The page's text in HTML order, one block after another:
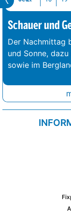
Schauer und
Der Nachmittag
und Sonne,
sowie im